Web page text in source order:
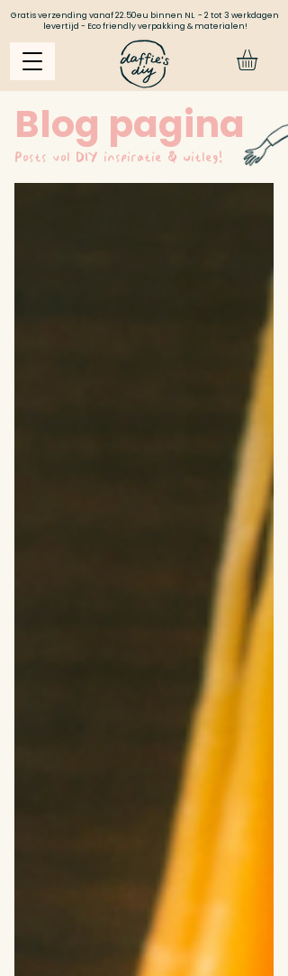
Gratis verzending vanaf 22.50eu binnen NL - 2 tot 3 werkdagen
levertijd - Eco friendly verpakking & materialen!
Blog pagina
Posts vol DIY inspiratie & uitleg!